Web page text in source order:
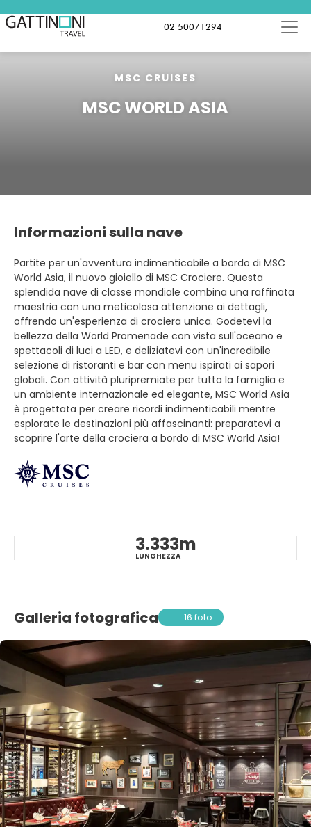
02 50071294
MSC CRUISES
MSC WORLD ASIA
Informazioni sulla nave
Partite per un'avventura indimenticabile a bordo di MSC
World Asia, il nuovo gioiello di MSC Crociere. Questa
splendida nave di classe mondiale combina una raffinata
maestria con una meticolosa attenzione ai dettagli,
offrendo un'esperienza di crociera unica. Godetevi la
bellezza della World Promenade con vista sull'oceano e
spettacoli di luci a LED, e deliziatevi con un'incredibile
selezione di ristoranti e bar con menu ispirati ai sapori
globali. Con attività pluripremiate per tutta la famiglia e
un ambiente internazionale ed elegante, MSC World Asia
è progettata per creare ricordi indimenticabili mentre
esplorate le destinazioni più affascinanti: preparatevi a
scoprire l'arte della crociera a bordo di MSC World Asia!
3.333m
LUNGHEZZA
Galleria fotografica 16 foto